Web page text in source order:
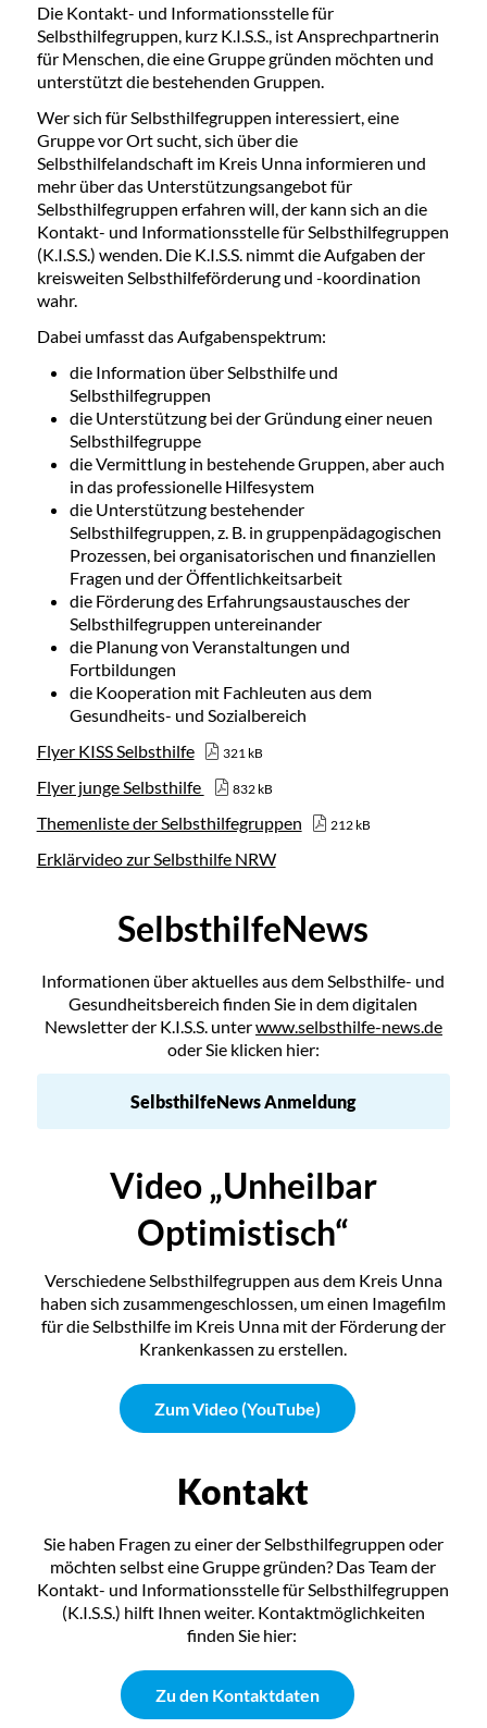
Die Kontakt- und Informationsstelle für
Selbsthilfegruppen, kurz K.I.S.S., ist Ansprechpartnerin
für Menschen, die eine Gruppe gründen möchten und
unterstützt die bestehenden Gruppen.
Wer sich für Selbsthilfegruppen interessiert, eine
Gruppe vor Ort sucht, sich über die
Selbsthilfelandschaft im Kreis Unna informieren und
mehr über das Unterstützungsangebot für
Selbsthilfegruppen erfahren will, der kann sich an die
Kontakt- und Informationsstelle für Selbsthilfegruppen
(K.I.S.S.) wenden. Die K.I.S.S. nimmt die Aufgaben der
kreisweiten Selbsthilfeförderung und -koordination
wahr.
Dabei umfasst das Aufgabenspektrum:
die Information über Selbsthilfe und
Selbsthilfegruppen
die Unterstützung bei der Gründung einer neuen
Selbsthilfegruppe
die Vermittlung in bestehende Gruppen, aber auch
in das professionelle Hilfesystem
die Unterstützung bestehender
Selbsthilfegruppen, z. B. in gruppenpädagogischen
Prozessen, bei organisatorischen und finanziellen
Fragen und der Öffentlichkeitsarbeit
die Förderung des Erfahrungsaustausches der
Selbsthilfegruppen untereinander
die Planung von Veranstaltungen und
Fortbildungen
die Kooperation mit Fachleuten aus dem
Gesundheits- und Sozialbereich
Flyer KISS Selbsthilfe
321 kB
Flyer junge Selbsthilfe 832 kB
Themenliste der Selbsthilfegruppen 212 kB
Erklärvideo zur Selbsthilfe NRW
SelbsthilfeNews
Informationen über aktuelles aus dem Selbsthilfe- und
Gesundheitsbereich finden Sie in dem digitalen
Newsletter der K.I.S.S. unterwww.selbsthilfe-news.de
oder Sie klicken hier:
SelbsthilfeNews Anmeldung
Video „Unheilbar
Optimistisch“
Verschiedene Selbsthilfegruppen aus dem Kreis Unna
haben sich zusammengeschlossen, um einen Imagefilm
für die Selbsthilfe im Kreis Unna mit der Förderung der
Krankenkassen zu erstellen.
Zum Video (YouTube)
Kontakt
Sie haben Fragen zu einer der Selbsthilfegruppen oder
möchten selbst eine Gruppe gründen? Das Team der
Kontakt- und Informationsstelle für Selbsthilfegruppen
(K.I.S.S.) hilft Ihnen weiter. Kontaktmöglichkeiten
finden Sie hier:
Zu den Kontaktdaten